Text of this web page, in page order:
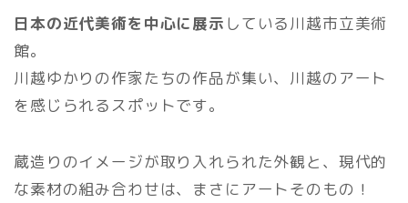
日本の近代美術を中心に展示 している川越市立美術
館。
川越ゆかりの作家たちの作品が集い、川越のアート
を感じられるスポットです。
蔵造りのイメージが取り入れられた外観と、現代的
な素材の組み合わせは、まさにアートそのもの！